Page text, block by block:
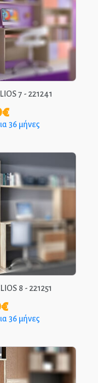
7 - 221241
€
36 μήνες
8 - 221251
€
36 μήνες